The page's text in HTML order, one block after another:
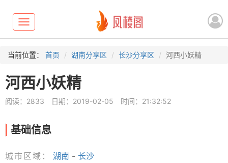
Toggle
navigation
当前位置： 首页 湖南分享区 长沙分享区 河西小妖精
河西小妖精
阅读：2833 日期：2019-02-05 时间：21:32:52
基础信息
城市区域： 湖南 - 长沙